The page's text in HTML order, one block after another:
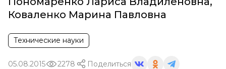
Коваленко Марина Павловна
Технические науки
05.08.2015 2278 Поделиться